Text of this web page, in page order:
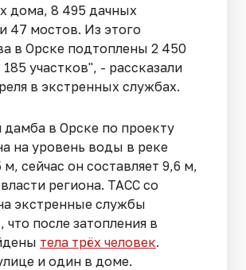
дома, 8 495 дачных
47 мостов. Из этого
в Орске подтоплены 2 450
участков", - рассказали
в экстренных службах.
в Орске по проекту
на уровень воды в реке
сейчас он составляет 9,6 м,
власти региона. ТАСС со
экстренные службы
что после затопления в
тела трёх человек.
и один в доме.